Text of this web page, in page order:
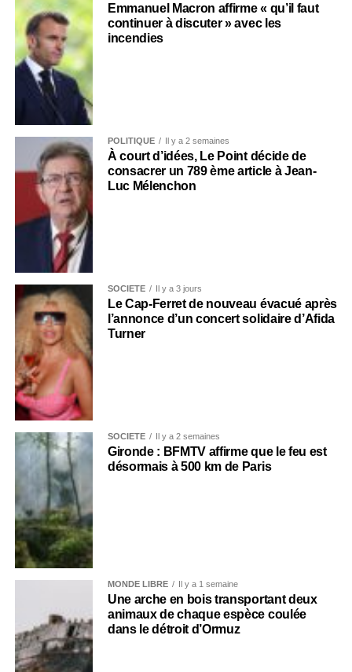
Emmanuel Macron affirme « qu’il faut
continuer à discuter » avec les
incendies
POLITIQUE Il y a 2 semaines
À court d’idées, Le Point décide de
consacrer un 789 ème article à Jean-
Luc Mélenchon
SOCIÉTÉ Il y a 3 jours
Le Cap-Ferret de nouveau évacué après
l’annonce d’un concert solidaire d’Afida
Turner
SOCIÉTÉ Il y a 2 semaines
Gironde : BFMTV affirme que le feu est
désormais à 500 km de Paris
MONDE LIBRE Il y a 1 semaine
Une arche en bois transportant deux
animaux de chaque espèce coulée
dans le détroit d’Ormuz